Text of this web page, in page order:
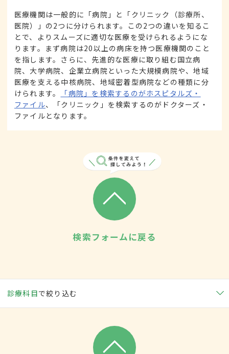
医療機関は一般的に「病院」と「クリニック（診療所、
医院）」の2つに分けられます。この2つの違いを知るこ
とで、よりスムーズに適切な医療を受けられるようにな
ります。まず病院は20以上の病床を持つ医療機関のこと
を指します。さらに、先進的な医療に取り組む国立病
院、大学病院、企業立病院といった大規模病院や、地域
医療を支える中核病院、地域密着型病院などの種類に分
けられます。
「病院」を検索するのがホスピタルズ・
ファイル、「クリニック」を検索するのがドクターズ・
ファイルとなります。
検索フォームに戻る
診療科目で絞り込む